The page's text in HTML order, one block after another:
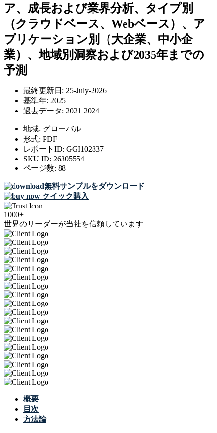
ア、成長および業界分析、タイプ別
（クラウドベース、Webベース）、ア
プリケーション別（大企業、中小企
業）、地域別洞察および2035年までの
予測
最終更新日: 25-July-2026
基準年: 2025
過去データ: 2021-2024
地域: グローバル
形式: PDF
レポートID: GGI102837
SKU ID: 26305554
ページ数: 88
無料サンプルをダウンロード
クイック購入
1000+
世界のリーダーが当社を信頼しています
概要
目次
方法論